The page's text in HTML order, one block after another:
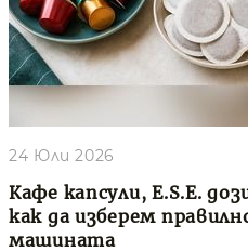
Кафе капсули, E.S.E.
как да изберем
машината
24 Юли 2026